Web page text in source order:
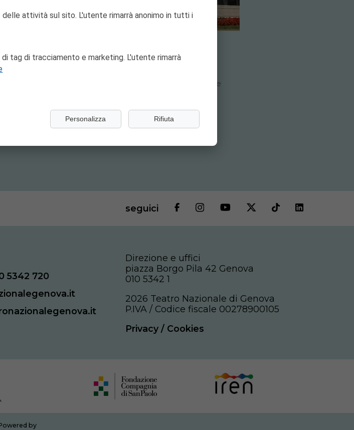
operaio/a addetto/a alle pulizie.
e seleziona nel menù a sinistra la voce
seguici
5342 720
Direzione e uffici
piazza Borgo Pila 42 Genova
010 5342 1
2026 Teatro Nazionale di Genova
P.IVA / Codice fiscale 00278900105
Privacy / Cookies
by
attività sul sito. L'utente rimarrà anonimo in tutti i
tag di tracciamento e marketing. L'utente rimarrà
Personalizza Rifiuta